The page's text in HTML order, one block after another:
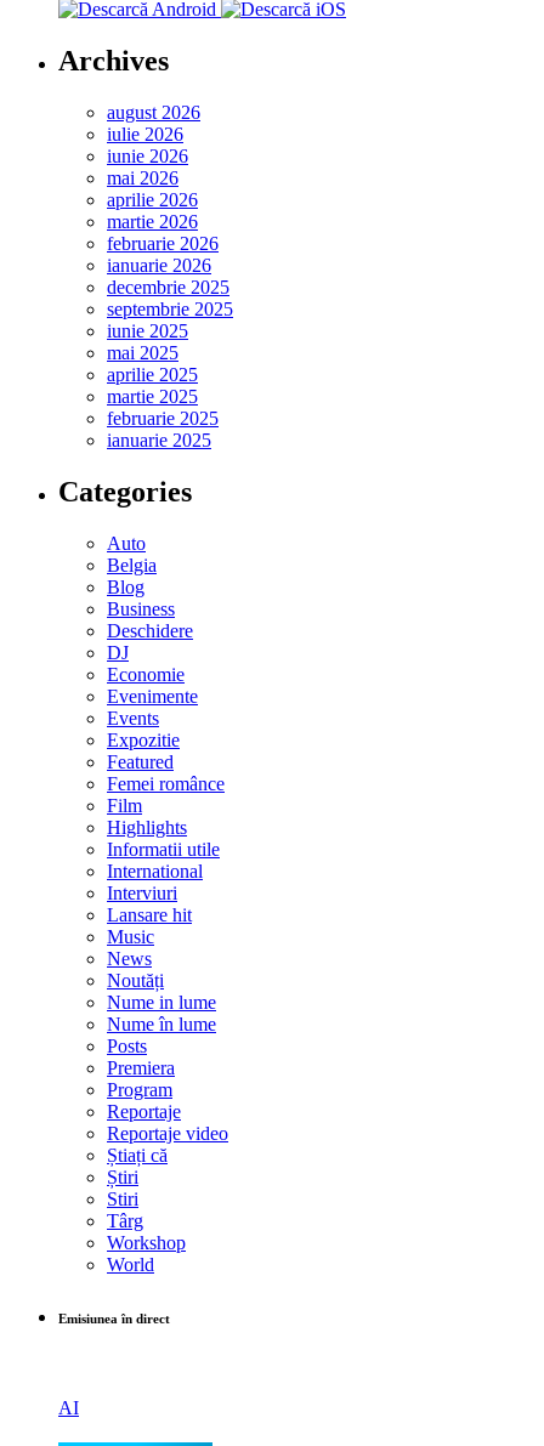
Archives
august 2026
iulie 2026
iunie 2026
mai 2026
aprilie 2026
martie 2026
februarie 2026
ianuarie 2026
decembrie 2025
septembrie 2025
iunie 2025
mai 2025
aprilie 2025
martie 2025
februarie 2025
ianuarie 2025
Categories
Auto
Belgia
Blog
Business
Deschidere
DJ
Economie
Evenimente
Events
Expozitie
Featured
Femei românce
Film
Highlights
Informatii utile
International
Interviuri
Lansare hit
Music
News
Noutăți
Nume in lume
Nume în lume
Posts
Premiera
Program
Reportaje
Reportaje video
Știați că
Știri
Stiri
Târg
Workshop
World
Emisiunea în direct
AI